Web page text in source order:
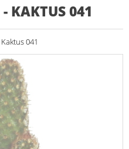
- KAKTUS 041
Kaktus 041